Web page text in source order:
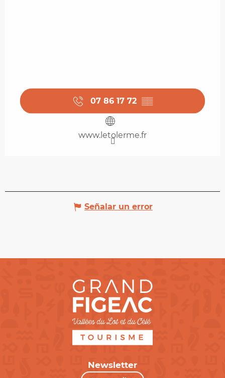
07 86 17 72 ▒▒
www.letolerme.fr
Señalar un error
Newsletter